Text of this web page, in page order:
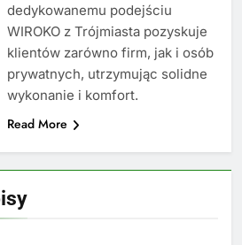
dedykowanemu podejściu
WIROKO z Trójmiasta pozyskuje
klientów zarówno firm, jak i osób
prywatnych, utrzymując solidne
wykonanie i komfort.
Read More